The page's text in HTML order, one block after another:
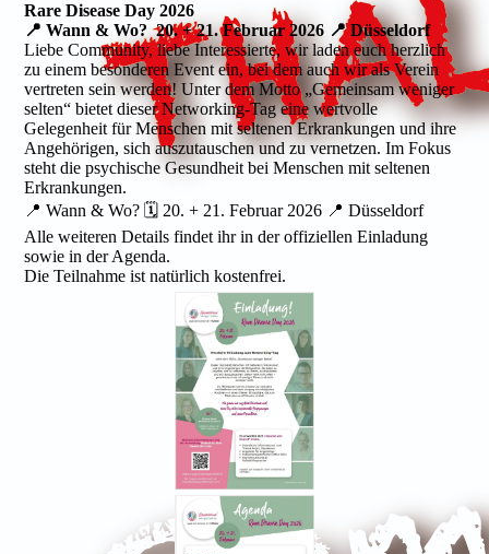
Rare Disease Day 2026
📍 Wann & Wo? 20. + 21. Februar 2026 📍 Düsseldorf
Liebe Community, liebe Interessierte, wir laden euch herzlich
zu einem besonderen Event ein, bei dem auch wir als Verein
vertreten sein werden! Unter dem Motto „Gemeinsam weniger
selten“ bietet dieser Networking-Tag eine wertvolle
Gelegenheit für Menschen mit seltenen Erkrankungen und ihre
Angehörigen, sich auszutauschen und zu vernetzen. Im Fokus
steht die psychische Gesundheit bei Menschen mit seltenen
Erkrankungen.
📍 Wann & Wo? 🗓 20. + 21. Februar 2026 📍 Düsseldorf
Alle weiteren Details findet ihr in der offiziellen Einladung
sowie in der Agenda.
Die Teilnahme ist natürlich kostenfrei.